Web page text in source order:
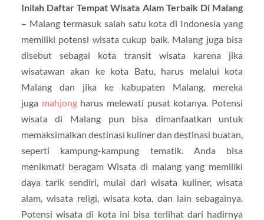
Inilah Daftar Tempat Wisata Alam Terbaik Di Malang
– Malang termasuk salah satu kota di Indonesia yang
memiliki potensi wisata cukup baik. Malang juga bisa
disebut sebagai kota transit wisata karena jika
wisatawan akan ke kota Batu, harus melalui kota
Malang dan jika ke kabupaten Malang, mereka
juga mahjongharus melewati pusat kotanya. Potensi
wisata di Malang pun bisa dimanfaatkan untuk
memaksimalkan destinasi kuliner dan destinasi buatan,
seperti kampung-kampung tematik. Anda bisa
menikmati beragam Wisata di malang yang memiliki
daya tarik sendiri, mulai dari wisata kuliner, wisata
alam, wisata religi, wisata kota, dan lain sebagainya.
Potensi wisata di kota ini bisa terlihat dari hadirnya